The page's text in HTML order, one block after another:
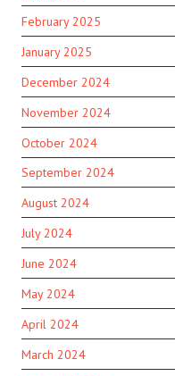
February 2025
January 2025
December 2024
November 2024
October 2024
September 2024
August 2024
July 2024
June 2024
May 2024
April 2024
March 2024